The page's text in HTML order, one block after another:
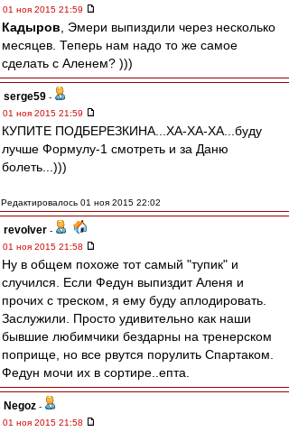
01 ноя 2015 21:59
Кадыров , Эмери выпиздили через несколько
месяцев. Теперь нам надо то же самое
сделать с Аленем? )))
serge59 -
01 ноя 2015 21:59
КУПИТЕ ПОДБЕРЕЗКИНА...ХА-ХА-ХА...буду
лучше Формулу-1 смотреть и за Даню
болеть...)))
Редактировалось 01 ноя 2015 22:02
revolver -
01 ноя 2015 21:58
Ну в общем похоже тот самый "тупик" и
случился. Если Федун выпиздит Аленя и
прочих с треском, я ему буду аплодировать.
Заслужили. Просто удивительно как наши
бывшие любимчики бездарны на тренерском
поприще, но все рвутся порулить Спартаком.
Федун мочи их в сортире..епта.
Negoz -
01 ноя 2015 21:58